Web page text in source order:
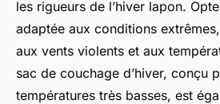
les rigueurs de l’hiver lapon.
adaptée aux conditions
aux vents violents et aux
sac de couchage d’hiver, conçu
températures très basses, est